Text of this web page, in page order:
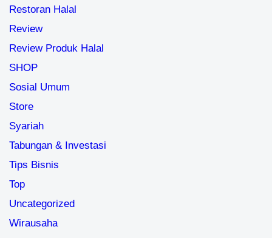
Restoran Halal
Review
Review Produk Halal
SHOP
Sosial Umum
Store
Syariah
Tabungan & Investasi
Tips Bisnis
Top
Uncategorized
Wirausaha